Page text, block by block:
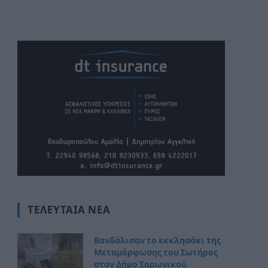
ΤΕΛΕΥΤΑΊΑ ΝΈΑ
Βανδάλισαν το εκκλησάκι της
Μεταμόρφωσης του Σωτήρος
στον Δήμο Σαρωνικού